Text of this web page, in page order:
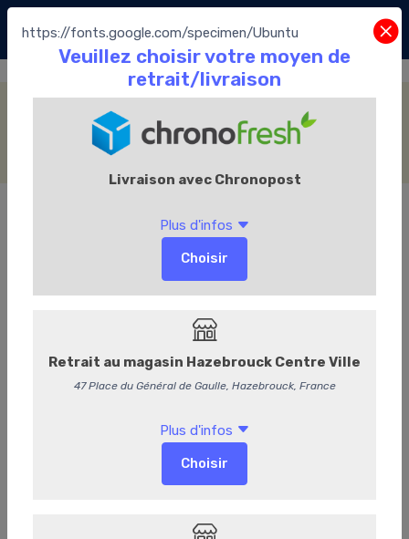
https://fonts.google.com/specimen/Ubuntu
La Biscuiterie Namuroise
Accueil La Boutique